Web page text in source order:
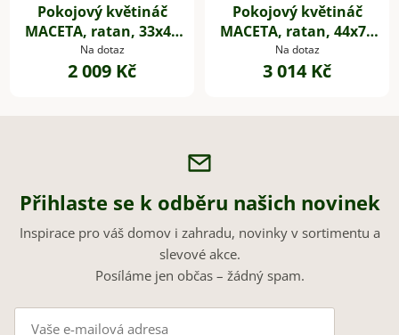
Pokojový květináč
MACETA, ratan, 33x42
cm, natur/černá
Na dotaz
2 009 Kč
Pokojový květináč
MACETA, ratan, 44x74
cm, natur/černá
Na dotaz
3 014 Kč
Přihlaste se k odběru našich novinek
Inspirace pro váš domov i zahradu, novinky v sortimentu a
slevové akce.
Posíláme jen občas – žádný spam.